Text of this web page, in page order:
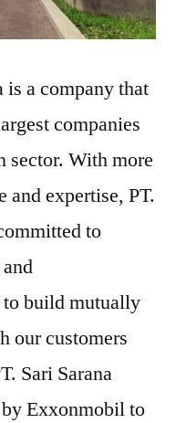
is a company that
companies
sector. With more
and expertise, PT.
to
build mutually
our customers
Sari Sarana
Exxonmobil to